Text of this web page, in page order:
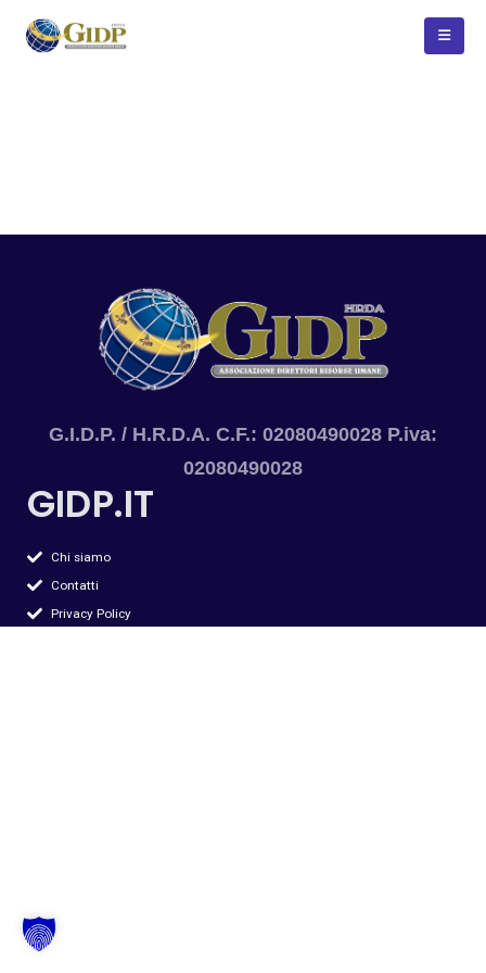
G.I.D.P. / H.R.D.A. C.F.: 02080490028 P.iva:
02080490028
GIDP.IT
Chi siamo
Contatti
Privacy Policy